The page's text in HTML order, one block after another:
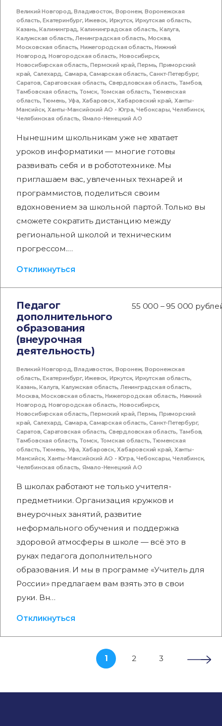
Великий Новгород,Владивосток, Воронеж,Воронежская
область,Екатеринбург,Ижевск, Иркутск,Иркутская область,
Казань,Калининград, Калининградская область, Калуга,
Калужская область,Ленинградская область, Москва,
Московская область,Нижегородская область,Нижний
Новгород,Новгородская область, Новосибирск,
Новосибирская область,Пермский край,Пермь,Приморский
край, Салехард, Самара,Самарская область,Санкт-Петербург,
Саратов,Саратовская область,Свердловская область, Тамбов,
Тамбовская область,Томск, Томская область,Тюменская
область,Тюмень, Уфа, Хабаровск,Хабаровский край, Ханты-
Мансийск,Ханты-Мансийский АО - Югра,Чебоксары,Челябинск,
Челябинская область, Ямало-Ненецкий АО
Нынешним школьникам уже не хватает
уроков информатики — многие готовы
развивать себя и в робототехнике. Мы
приглашаем вас, увлеченных технарей и
программистов, поделиться своим
вдохновением за школьной партой. Только вы
сможете сократить дистанцию между
региональной школой и техническим
прогрессом.…
Откликнуться
Педагог
дополнительного
образования
(внеурочная
деятельность)
55 000 – 95 000
Великий Новгород,Владивосток, Воронеж,Воронежская
область,Екатеринбург,Ижевск, Иркутск,Иркутская область,
Казань,Калуга, Калужская область,Ленинградская область,
Москва,Московская область,Нижегородская область, Нижний
Новгород,Новгородская область, Новосибирск,
Новосибирская область,Пермский край,Пермь,Приморский
край, Салехард, Самара,Самарская область,Санкт-Петербург,
Саратов,Саратовская область,Свердловская область, Тамбов,
Тамбовская область,Томск, Томская область,Тюменская
область,Тюмень, Уфа, Хабаровск,Хабаровский край, Ханты-
Мансийск,Ханты-Мансийский АО - Югра,Чебоксары,Челябинск,
Челябинская область, Ямало-Ненецкий АО
В школах работают не только учителя-
предметники. Организация кружков и
внеурочных занятий, развитие
неформального обучения и поддержка
здоровой атмосферы в школе — всё это в
руках педагога дополнительного
образования. И мы в программе «Учитель для
России» предлагаем вам взять это в свои
руки. Вн…
Откликнуться
1 2 3